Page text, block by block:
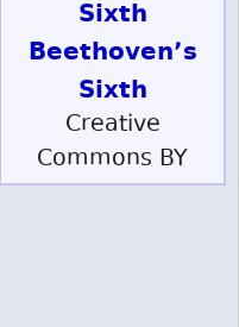
Beethoven’s
Sixth
Creative
Commons BY